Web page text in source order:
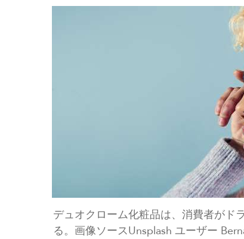
デュオクローム化粧品は、消費者がド
る。画像ソースUnsplash ユーザー